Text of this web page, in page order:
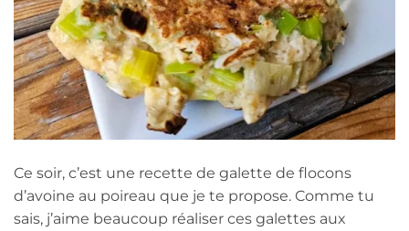
Ce soir, c’est une recette de galette de flocons
d’avoine au poireau que je te propose. Comme tu
sais, j’aime beaucoup réaliser ces galettes aux